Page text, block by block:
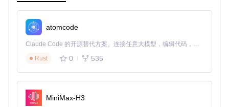
格式的文档，编码状态实时显示于状态栏
技术原理专栏：编码识别的实现机制
OM标记；若无BOM，则通过字符频率分析判断可能的编码类
轻量架构：30MB级内存占用的性能优化方案
atomcode
Claude Code 的开源替代方案。连接任意大模型，编辑代码，运行命令，自动验证 — 全自动执行。用 Rust 构建，极致性能。 ｜ An open-source alternative to Claude Code. Connect any LLM, edit code, run commands, and verify changes — autonomously. Built in Rust for speed. Get Started
Rust
0 535
MiniMax-H3